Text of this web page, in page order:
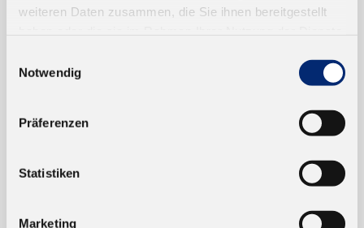
weiteren Daten zusammen, die Sie ihnen bereitgestellt
Notwendig
Präferenzen
Statistiken
Marketing
VERSAND UND ZAHLUNG
EINFACH BEZAHLEN